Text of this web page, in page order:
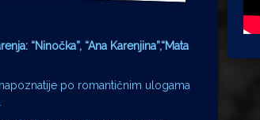
“Ninočka”, “Ana Karenjina”,“Mata
po romantičnim ulogama